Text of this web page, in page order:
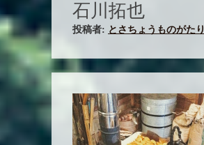
石川拓也
投稿者: とさちょうものがたり